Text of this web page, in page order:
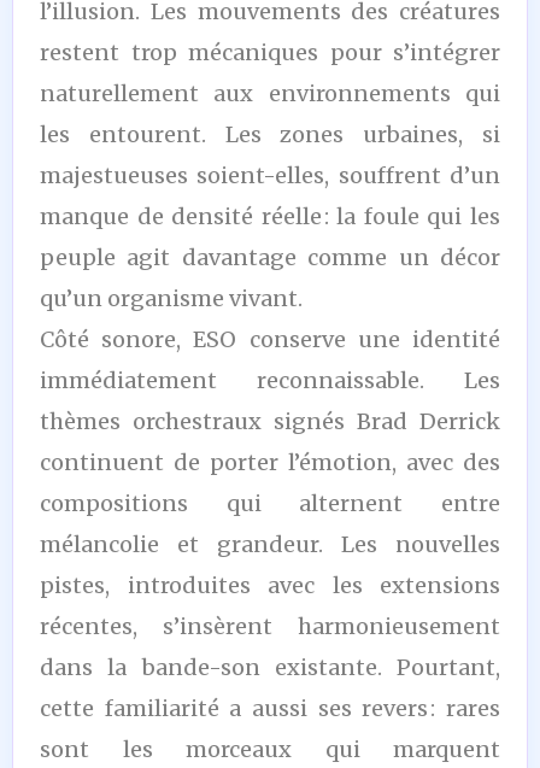
l’illusion. Les mouvements des créatures
restent trop mécaniques pour s’intégrer
naturellement aux environnements qui
les entourent. Les zones urbaines, si
majestueuses soient-elles, souffrent d’un
manque de densité réelle : la foule qui les
peuple agit davantage comme un décor
qu’un organisme vivant.
Côté sonore, ESO conserve une identité
immédiatement reconnaissable. Les
thèmes orchestraux signés Brad Derrick
continuent de porter l’émotion, avec des
compositions qui alternent entre
mélancolie et grandeur. Les nouvelles
pistes, introduites avec les extensions
récentes, s’insèrent harmonieusement
dans la bande-son existante. Pourtant,
cette familiarité a aussi ses revers : rares
sont les morceaux qui marquent